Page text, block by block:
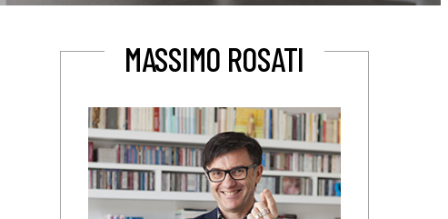
MASSIMO ROSATI